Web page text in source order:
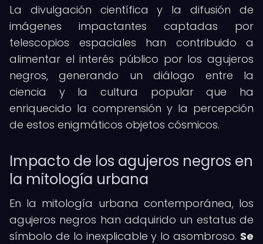
La divulgación científica y la difusión de
imágenes impactantes captadas por
telescopios espaciales han contribuido a
alimentar el interés público por los agujeros
negros, generando un diálogo entre la
ciencia y la cultura popular que ha
enriquecido la comprensión y la percepción
de estos enigmáticos objetos cósmicos.
Impacto de los agujeros negros en
la mitología urbana
En la mitología urbana contemporánea, los
agujeros negros han adquirido un estatus de
símbolo de lo inexplicable y lo asombroso. Se